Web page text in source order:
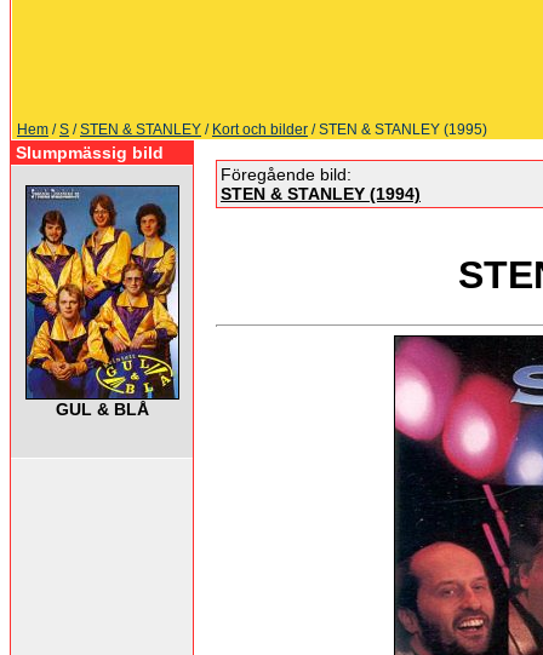
Hem /S /STEN & STANLEY / Kort och bilder / STEN & STANLEY (1995)
Slumpmässig bild
GUL & BLÅ
Föregående bild:
STEN & STANLEY (1994)